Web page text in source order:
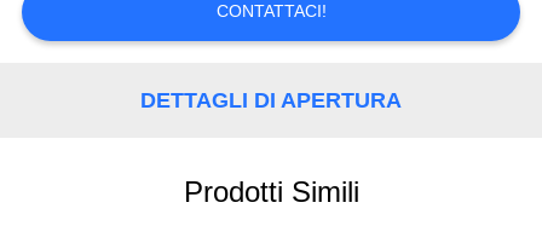
RICHIEDA
CITAZIONE
CONTATTACI!
DETTAGLI DI APERTURA
Prodotti Simili